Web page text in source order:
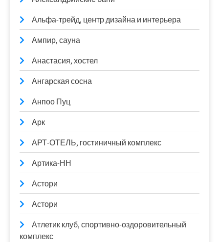
Альфа-трейд, центр дизайна и интерьера
Ампир, сауна
Анастасия, хостел
Ангарская сосна
Анпоо Пуц
Арк
АРТ-ОТЕЛЬ, гостиничный комплекс
Артика-НН
Астори
Астори
Атлетик клуб, спортивно-оздоровительный
комплекс